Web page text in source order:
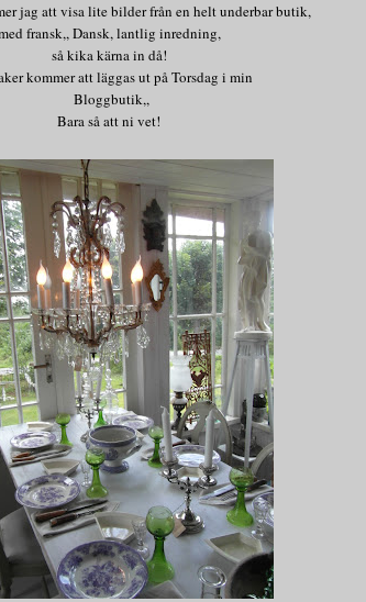
jag att visa lite bilder från en helt underbar butik,
fransk,, Dansk, lantlig inredning,
så kika kärna in då!
kommer att läggas ut på Torsdag i min
Bloggbutik,,
Bara så att ni vet!